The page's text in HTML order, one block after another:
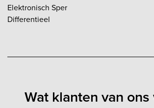
Elektronisch Sper
Differentieel
Wat klanten van